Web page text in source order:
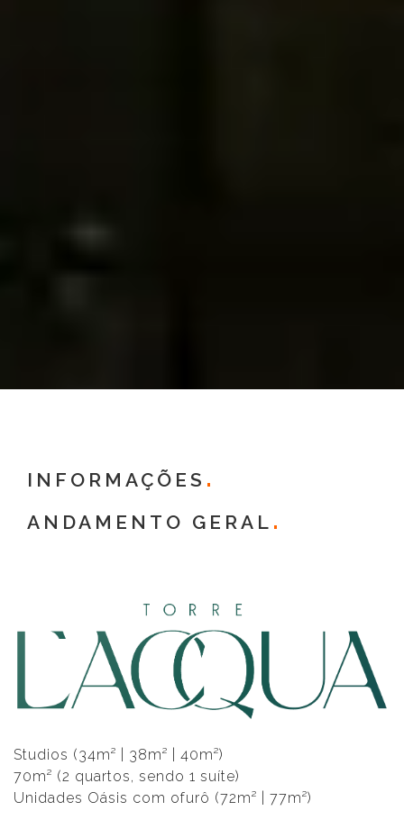
INFORMAÇÕES
ANDAMENTO GERAL
Studios (34m² | 38m² | 40m²)
70m² (2 quartos, sendo 1 suíte)
Unidades Oásis com ofurô (72m² | 77m²)